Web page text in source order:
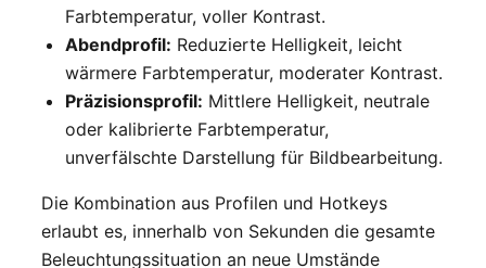
Farbtemperatur, voller Kontrast.
Abendprofil: Reduzierte Helligkeit, leicht
wärmere Farbtemperatur, moderater Kontrast.
Präzisionsprofil: Mittlere Helligkeit, neutrale
oder kalibrierte Farbtemperatur,
unverfälschte Darstellung für Bildbearbeitung.
Die Kombination aus Profilen und Hotkeys
erlaubt es, innerhalb von Sekunden die gesamte
Beleuchtungssituation an neue Umstände